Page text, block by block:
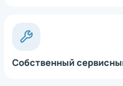
Собственный